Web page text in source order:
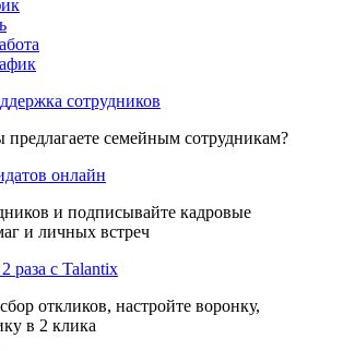
сотрудников
предлагаете семейным сотрудникам?
онлайн
и подписывайте кадровые
и личных встреч
раза с Talantix
откликов, настройте воронку,
в 2 клика